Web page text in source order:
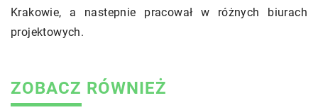
Krakowie, a nastepnie pracował w różnych biurach
projektowych.
ZOBACZ RÓWNIEŻ